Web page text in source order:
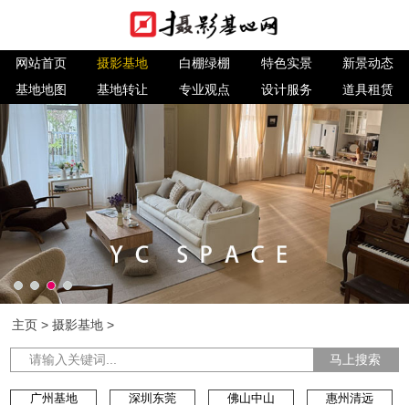
网站首页 摄影基地 白棚绿棚 特色实景
新景动态
基地地图
基地转让 专业观点 设计服务 道具租赁
主页 >摄影基地 >
马上搜索
广州基地 深圳东莞 佛山中山
惠州清远